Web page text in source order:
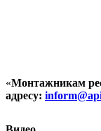
«Монтажникам
адресу: inform@